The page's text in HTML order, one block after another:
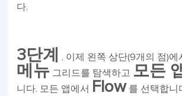
다.
3단계 . 이제 왼쪽 상단(9개의 점)에
메뉴 그리드를 탐색하고 모든
니다. 모든 앱에서
Flow 를 선택합니